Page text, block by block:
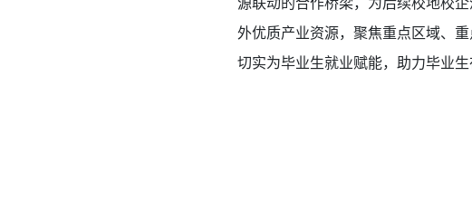
外优质产业资源，聚焦重点区域、
切实为毕业生就业赋能，助力毕业